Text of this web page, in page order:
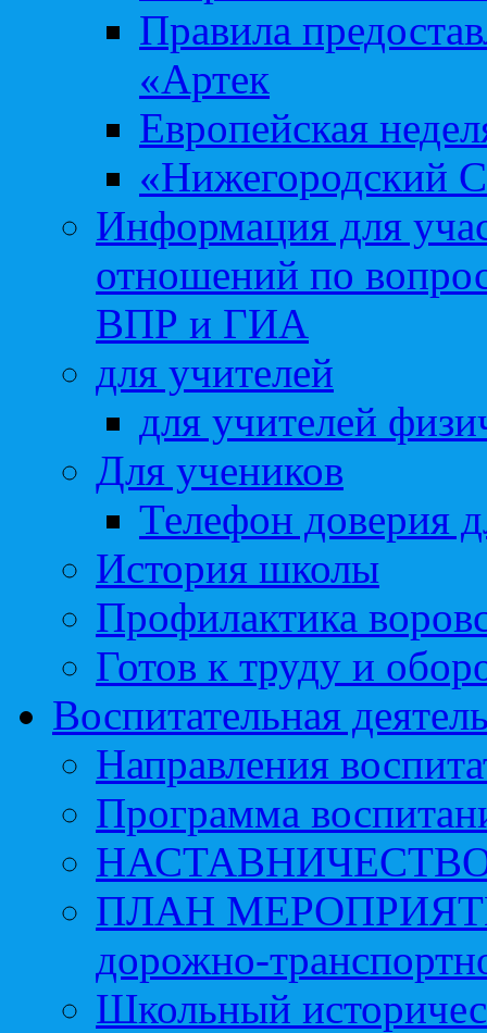
Правила
«Артек
Европейская
«Нижегородский
Информация для
отношений по
ВПР и ГИА
для учителей
для учителей
Для учеников
Телефон доверия
История школы
Профилактика
Готов к труду и
Воспитательная
Направления
Программа
ПЛАН МЕРОПРИЯТИЙ
дорожно-
Школьный